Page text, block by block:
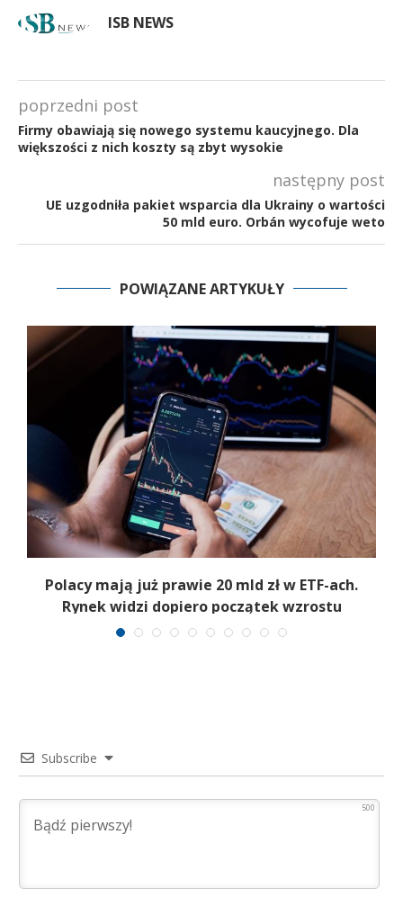
ISB NEWS
poprzedni post
Firmy obawiają się nowego systemu kaucyjnego. Dla
większości z nich koszty są zbyt wysokie
następny post
UE uzgodniła pakiet wsparcia dla Ukrainy o wartości
50 mld euro. Orbán wycofuje weto
POWIĄZANE ARTYKUŁY
Polacy mają już prawie 20 mld zł w ETF-ach.
Rynek widzi dopiero początek wzrostu
Subscribe
500